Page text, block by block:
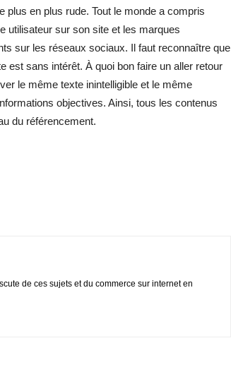
plus en plus rude. Tout le monde a compris
utilisateur sur son site et les marques
sur les réseaux sociaux. Il faut reconnaître que
est sans intérêt. À quoi bon faire un aller retour
le même texte inintelligible et le même
objectives. Ainsi, tous les contenus
du référencement.
de ces sujets et du commerce sur internet en